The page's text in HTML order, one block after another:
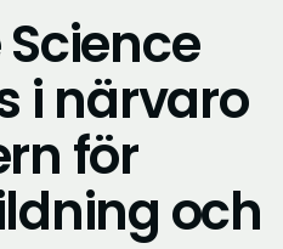
i närvaro
för
och